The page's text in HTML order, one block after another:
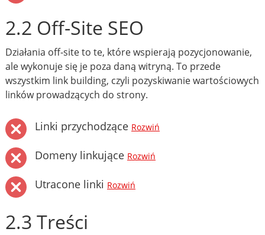
2.2 Off-Site SEO
Działania off-site to te, które wspierają pozycjonowanie,
ale wykonuje się je poza daną witryną. To przede
wszystkim link building, czyli pozyskiwanie wartościowych
linków prowadzących do strony.
Linki przychodzące Rozwiń
Domeny linkujące Rozwiń
Utracone linki Rozwiń
2.3 Treści